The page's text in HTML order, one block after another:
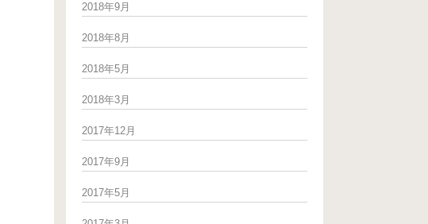
2018年9月
2018年8月
2018年5月
2018年3月
2017年12月
2017年9月
2017年5月